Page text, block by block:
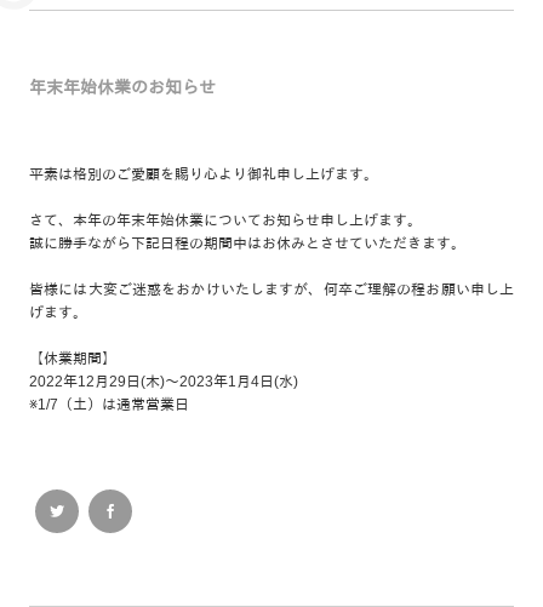
年末年始休業のお知らせ
平素は格別のご愛顧を賜り心より御礼申し上げます。
さて、本年の年末年始休業についてお知らせ申し上げます。
誠に勝手ながら下記日程の期間中はお休みとさせていただきます。
皆様には大変ご迷惑をおかけいたしますが、何卒ご理解の程お願い申し上
げます。
【休業期間】
2022年12月29日(木)～2023年1月4日(水)
※1/7（土）は通常営業日